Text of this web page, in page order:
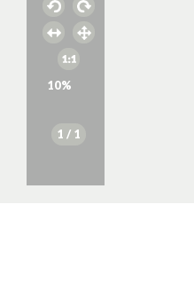
10%
1 / 1